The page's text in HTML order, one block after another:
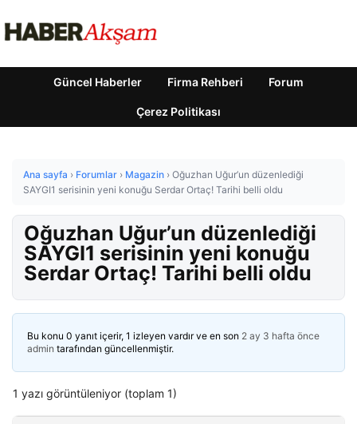
Güncel Haberler Firma Rehberi Forum
Çerez Politikası
Ana sayfa › Forumlar › Magazin › Oğuzhan Uğur’un düzenlediği
SAYGI1 serisinin yeni konuğu Serdar Ortaç! Tarihi belli oldu
Oğuzhan Uğur’un düzenlediği
SAYGI1 serisinin yeni konuğu
Serdar Ortaç! Tarihi belli oldu
Bu konu 0 yanıt içerir, 1 izleyen vardır ve en son 2 ay 3 hafta önce
admin tarafından güncellenmiştir.
1 yazı görüntüleniyor (toplam 1)